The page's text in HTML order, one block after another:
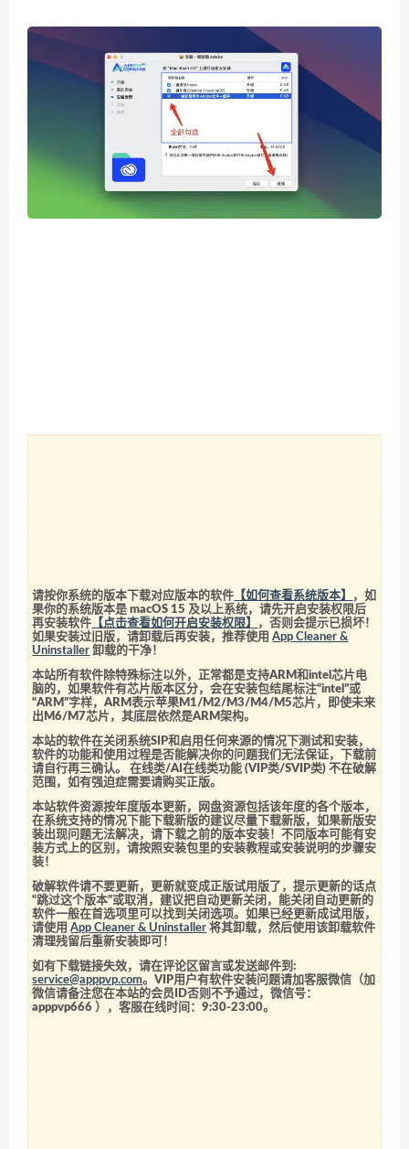
请按你系统的版本下载对应版本的软件 【如何查看系统版本】
，如
果你的系统版本是 macOS 15 及以上系统，请先开启安装权限后
再安装软件 【点击查看如何开启安装权限】
，否则会提示已损坏！
如果安装过旧版，请卸载后再安装，推荐使用App Cleaner &
Uninstaller 卸载的干净！
本站所有软件除特殊标注以外，正常都是支持ARM和intel芯片电
脑的，如果软件有芯片版本区分，会在安装包结尾标注“intel”或
“ARM”字样，ARM表示苹果M1/M2/M3/M4/M5芯片，即使未来
出M6/M7芯片，其底层依然是ARM架构。
本站的软件在关闭系统SIP和启用任何来源的情况下测试和安装，
软件的功能和使用过程是否能解决你的问题我们无法保证，下载前
请自行再三确认。 在线类/AI在线类功能 (VIP类/SVIP类) 不在破解
范围，如有强迫症需要请购买正版。
本站软件资源按年度版本更新，网盘资源包括该年度的各个版本，
在系统支持的情况下能下载新版的建议尽量下载新版，如果新版安
装出现问题无法解决，请下载之前的版本安装！不同版本可能有安
装方式上的区别，请按照安装包里的安装教程或安装说明的步骤安
装！
破解软件请不要更新，更新就变成正版试用版了，提示更新的话点
“跳过这个版本”或取消，建议把自动更新关闭，能关闭自动更新的
软件一般在首选项里可以找到关闭选项。如果已经更新成试用版，
请使用App Cleaner & Uninstaller 将其卸载，然后使用该卸载软件
清理残留后重新安装即可！
如有下载链接失效，请在评论区留言或发送邮件到:
service@apppvp.com。VIP用户有软件安装问题请加客服微信（加
微信请备注您在本站的会员ID否则不予通过，微信号：
apppvp666 ），客服在线时间：9:30-23:00。